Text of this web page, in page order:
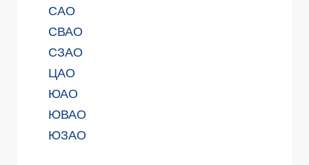
САО
СВАО
СЗАО
ЦАО
ЮАО
ЮВАО
ЮЗАО